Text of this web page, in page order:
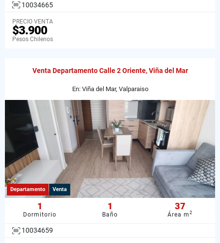
10034665
PRECIO VENTA
$3.900
Pesos Chilenos
Venta Departamento Calle 2 Oriente, Viña del Mar
En: Viña del Mar, Valparaiso
Departamento Venta
1
Dormitorio
1
Baño
37
Área m2
10034659